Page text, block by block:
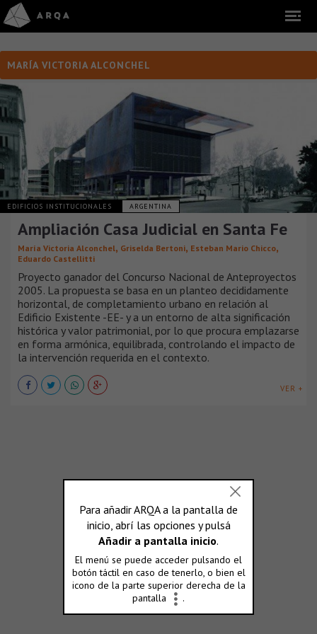
MARÍA VICTORIA ALCONCHEL
EDIFICIOS INSTITUCIONALES ARGENTINA
Ampliación Casa Judicial en Santa Fe
María Victoria Alconchel, Griselda Bertoni, Esteban Mario Chicco,
Eduardo Castellitti
Proyecto ganador del Concurso Nacional de Anteproyectos
2005. La propuesta se basa en un planteo decididamente
horizontal, de completamiento urbano en relación al
Edificio Existente -EE- y a un entorno de alta significación
histórica y valor patrimonial, por lo que procura emplazarse
en forma armónica, equilibrada, controlando el impacto de
la intervención requerida en el contexto.
VER +